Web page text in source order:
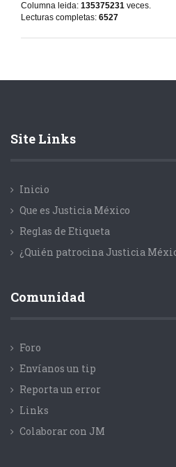
Columna leida: 135375231 veces.
Lecturas completas: 6527
Site Links
Inicio
Que es Justicia México
Reglas de Etiqueta
¿Quién patrocina Justicia
Comunidad
Foro
Envíanos un tip
Reporta un error
Links
Colaborar con JM